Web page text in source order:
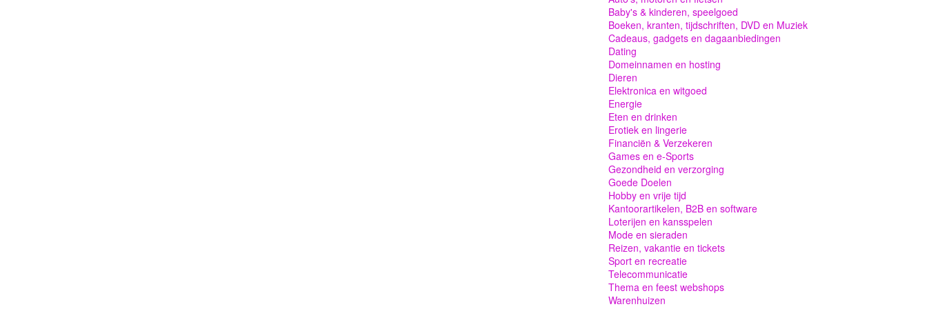
Baby's & kinderen, speelgoed
Boeken, kranten, tijdschriften, DVD en Muziek
Cadeaus, gadgets en dagaanbiedingen
Dating
Domeinnamen en hosting
Dieren
Elektronica en witgoed
Energie
Eten en drinken
Erotiek en lingerie
Financiën & Verzekeren
Games en e-Sports
Gezondheid en verzorging
Goede Doelen
Hobby en vrije tijd
Kantoorartikelen, B2B en software
Loterijen en kansspelen
Mode en sieraden
Reizen, vakantie en tickets
Sport en recreatie
Telecommunicatie
Thema en feest webshops
Warenhuizen